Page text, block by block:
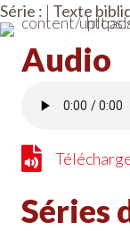
Série : | Texte
Audio
Télécharger le
Séries